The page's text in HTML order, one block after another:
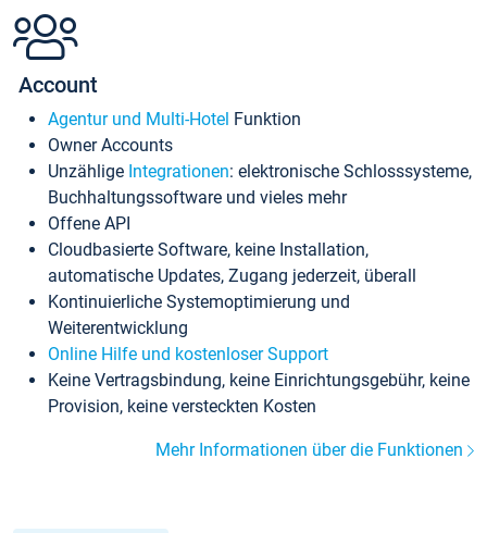
Account
Agentur und Multi-Hotel Funktion
Owner Accounts
Unzählige Integrationen: elektronische Schlosssysteme,
Buchhaltungssoftware und vieles mehr
Offene API
Cloudbasierte Software, keine Installation,
automatische Updates, Zugang jederzeit, überall
Kontinuierliche Systemoptimierung und
Weiterentwicklung
Online Hilfe und kostenloser Support
Keine Vertragsbindung, keine Einrichtungsgebühr, keine
Provision, keine versteckten Kosten
Mehr Informationen über die Funktionen